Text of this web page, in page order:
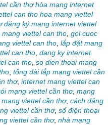
cần thơ hòa mạng internet
can tho hoa mang viettel
đăng ký mạng internet viettel
mang viettel can tho goi cuoc
viettel can tho lắp đặt mang
can tho dang ky internet
can tho so dien thoai mang
tổng đài lắp mạng viettel cần
thơ, internet mang viettel can
mạng viettel cần thơ, mạng
viettel cần thơ, cách đăng
viettel cần thơ, số điện thoại
viettel cần thơ, nhà mạng